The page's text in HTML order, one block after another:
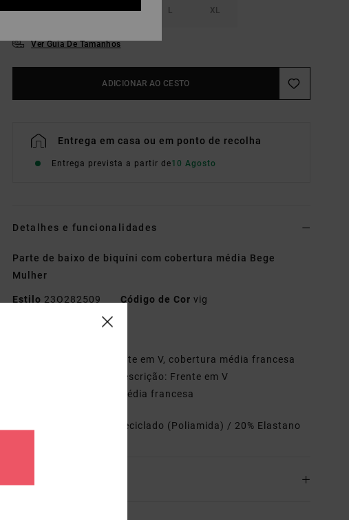
XS S M L XL
Ver Guia De Tamanhos
ADICIONAR AO CESTO
Entrega em casa ou em ponto de recolha
Entrega prevista a partir de10 Agosto
Detalhes e funcionalidades
Parte de baixo de biquíni com cobertura média Bege
Mulher
Estilo 23O282509 Código de Cor vig
Low rise, frente em V, cobertura média francesa
Peso do tecido + Descrição: Frente em V
Cobertura média francesa
80% Nylon Reciclado (Poliamida) / 20% Elastano